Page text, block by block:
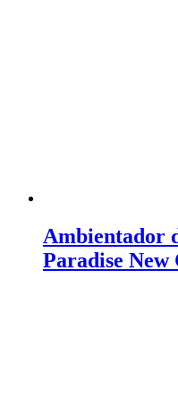
Ambientador
Paradise New